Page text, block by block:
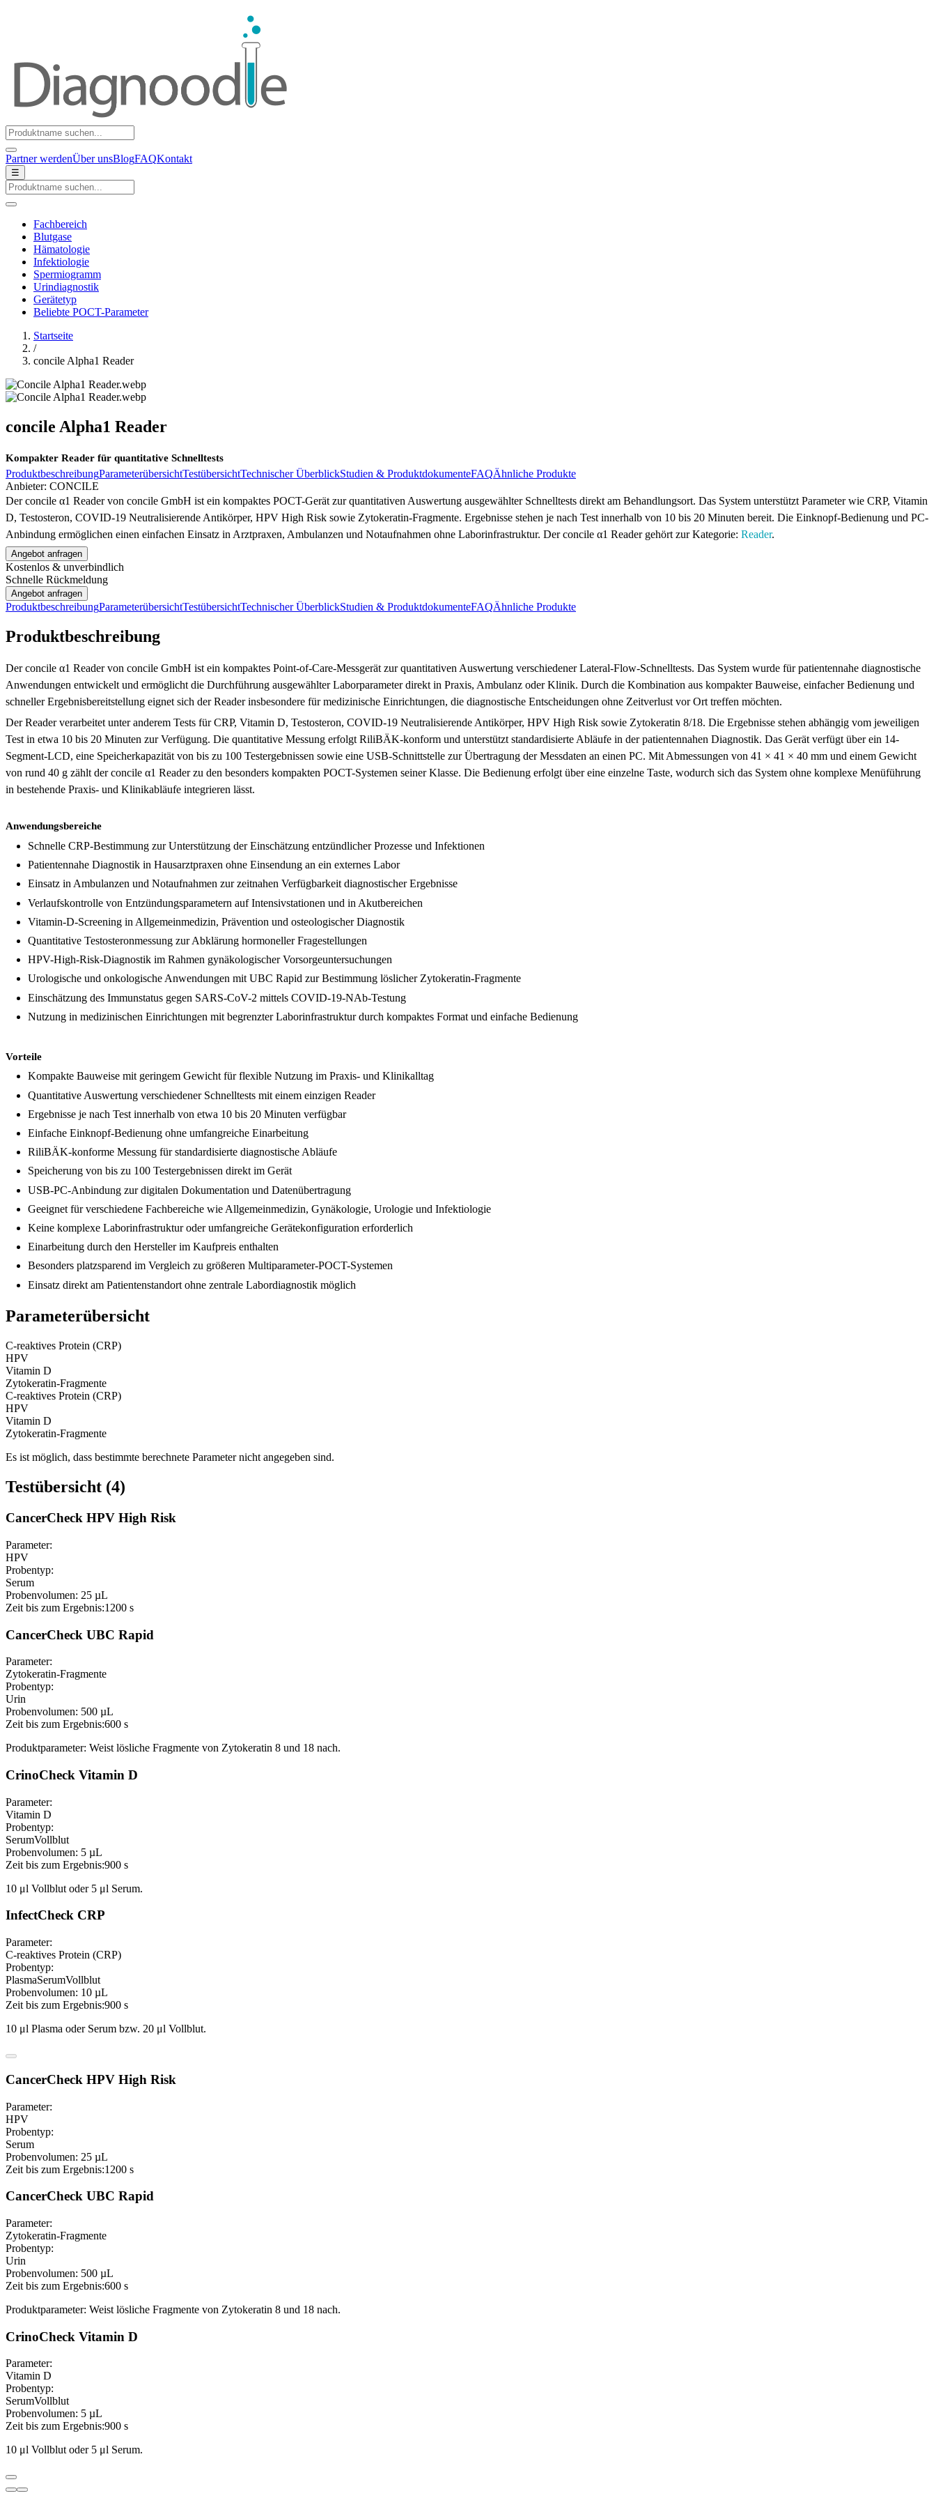
Partner werdenÜber unsBlogFAQKontakt
☰
Fachbereich
Blutgase
Hämatologie
Infektiologie
Spermiogramm
Urindiagnostik
Gerätetyp
Beliebte POCT-Parameter
Startseite
/
concile Alpha1 Reader
concile Alpha1 Reader
Kompakter Reader für quantitative Schnelltests
ProduktbeschreibungParameterübersichtTestübersichtTechnischer ÜberblickStudien & ProduktdokumenteFAQÄhnliche Produkte
Anbieter: CONCILE
Der concile α1 Reader von concile GmbH ist ein kompaktes POCT-Gerät zur quantitativen Auswertung ausgewählter Schnelltests direkt am Behandlungsort. Das System unterstützt Parameter wie CRP, Vitamin
D, Testosteron, COVID-19 Neutralisierende Antikörper, HPV High Risk sowie Zytokeratin-Fragmente. Ergebnisse stehen je nach Test innerhalb von 10 bis 20 Minuten bereit. Die Einknopf-Bedienung und PC-
Anbindung ermöglichen einen einfachen Einsatz in Arztpraxen, Ambulanzen und Notaufnahmen ohne Laborinfrastruktur. Der concile α1 Reader gehört zur Kategorie: Reader.
Angebot anfragen
Kostenlos & unverbindlich
Schnelle Rückmeldung
Angebot anfragen
ProduktbeschreibungParameterübersichtTestübersichtTechnischer ÜberblickStudien & ProduktdokumenteFAQÄhnliche Produkte
Produktbeschreibung
Der concile α1 Reader von concile GmbH ist ein kompaktes Point-of-Care-Messgerät zur quantitativen Auswertung verschiedener Lateral-Flow-Schnelltests. Das System wurde für patientennahe diagnostische
Anwendungen entwickelt und ermöglicht die Durchführung ausgewählter Laborparameter direkt in Praxis, Ambulanz oder Klinik. Durch die Kombination aus kompakter Bauweise, einfacher Bedienung und
schneller Ergebnisbereitstellung eignet sich der Reader insbesondere für medizinische Einrichtungen, die diagnostische Entscheidungen ohne Zeitverlust vor Ort treffen möchten.
Der Reader verarbeitet unter anderem Tests für CRP, Vitamin D, Testosteron, COVID-19 Neutralisierende Antikörper, HPV High Risk sowie Zytokeratin 8/18. Die Ergebnisse stehen abhängig vom jeweiligen
Test in etwa 10 bis 20 Minuten zur Verfügung. Die quantitative Messung erfolgt RiliBÄK-konform und unterstützt standardisierte Abläufe in der patientennahen Diagnostik. Das Gerät verfügt über ein 14-
Segment-LCD, eine Speicherkapazität von bis zu 100 Testergebnissen sowie eine USB-Schnittstelle zur Übertragung der Messdaten an einen PC. Mit Abmessungen von 41 × 41 × 40 mm und einem Gewicht
von rund 40 g zählt der concile α1 Reader zu den besonders kompakten POCT-Systemen seiner Klasse. Die Bedienung erfolgt über eine einzelne Taste, wodurch sich das System ohne komplexe Menüführung
in bestehende Praxis- und Klinikabläufe integrieren lässt.
Anwendungsbereiche
Schnelle CRP-Bestimmung zur Unterstützung der Einschätzung entzündlicher Prozesse und Infektionen
Patientennahe Diagnostik in Hausarztpraxen ohne Einsendung an ein externes Labor
Einsatz in Ambulanzen und Notaufnahmen zur zeitnahen Verfügbarkeit diagnostischer Ergebnisse
Verlaufskontrolle von Entzündungsparametern auf Intensivstationen und in Akutbereichen
Vitamin-D-Screening in Allgemeinmedizin, Prävention und osteologischer Diagnostik
Quantitative Testosteronmessung zur Abklärung hormoneller Fragestellungen
HPV-High-Risk-Diagnostik im Rahmen gynäkologischer Vorsorgeuntersuchungen
Urologische und onkologische Anwendungen mit UBC Rapid zur Bestimmung löslicher Zytokeratin-Fragmente
Einschätzung des Immunstatus gegen SARS-CoV-2 mittels COVID-19-NAb-Testung
Nutzung in medizinischen Einrichtungen mit begrenzter Laborinfrastruktur durch kompaktes Format und einfache Bedienung
Vorteile
Kompakte Bauweise mit geringem Gewicht für flexible Nutzung im Praxis- und Klinikalltag
Quantitative Auswertung verschiedener Schnelltests mit einem einzigen Reader
Ergebnisse je nach Test innerhalb von etwa 10 bis 20 Minuten verfügbar
Einfache Einknopf-Bedienung ohne umfangreiche Einarbeitung
RiliBÄK-konforme Messung für standardisierte diagnostische Abläufe
Speicherung von bis zu 100 Testergebnissen direkt im Gerät
USB-PC-Anbindung zur digitalen Dokumentation und Datenübertragung
Geeignet für verschiedene Fachbereiche wie Allgemeinmedizin, Gynäkologie, Urologie und Infektiologie
Keine komplexe Laborinfrastruktur oder umfangreiche Gerätekonfiguration erforderlich
Einarbeitung durch den Hersteller im Kaufpreis enthalten
Besonders platzsparend im Vergleich zu größeren Multiparameter-POCT-Systemen
Einsatz direkt am Patientenstandort ohne zentrale Labordiagnostik möglich
Parameterübersicht
C-reaktives Protein (CRP)
HPV
Vitamin D
Zytokeratin-Fragmente
C-reaktives Protein (CRP)
HPV
Vitamin D
Zytokeratin-Fragmente
Es ist möglich, dass bestimmte berechnete Parameter nicht angegeben sind.
Testübersicht (4)
CancerCheck HPV High Risk
Parameter:
HPV
Probentyp:
Serum
Probenvolumen: 25 µL
Zeit bis zum Ergebnis:1200 s
CancerCheck UBC Rapid
Parameter:
Zytokeratin-Fragmente
Probentyp:
Urin
Probenvolumen: 500 µL
Zeit bis zum Ergebnis:600 s
Produktparameter: Weist lösliche Fragmente von Zytokeratin 8 und 18 nach.
CrinoCheck Vitamin D
Parameter:
Vitamin D
Probentyp:
SerumVollblut
Probenvolumen: 5 µL
Zeit bis zum Ergebnis:900 s
10 μl Vollblut oder 5 μl Serum.
InfectCheck CRP
Parameter:
C-reaktives Protein (CRP)
Probentyp:
PlasmaSerumVollblut
Probenvolumen: 10 µL
Zeit bis zum Ergebnis:900 s
10 μl Plasma oder Serum bzw. 20 μl Vollblut.
CancerCheck HPV High Risk
Parameter:
HPV
Probentyp:
Serum
Probenvolumen: 25 µL
Zeit bis zum Ergebnis:1200 s
CancerCheck UBC Rapid
Parameter:
Zytokeratin-Fragmente
Probentyp:
Urin
Probenvolumen: 500 µL
Zeit bis zum Ergebnis:600 s
Produktparameter: Weist lösliche Fragmente von Zytokeratin 8 und 18 nach.
CrinoCheck Vitamin D
Parameter:
Vitamin D
Probentyp:
SerumVollblut
Probenvolumen: 5 µL
Zeit bis zum Ergebnis:900 s
10 μl Vollblut oder 5 μl Serum.